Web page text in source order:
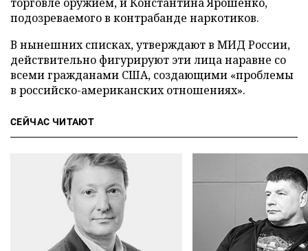
подозреваемого в контрабанде наркотиков.
В нынешних списках, утверждают в МИД России,
действительно фигурируют эти лица наравне со
всеми гражданами США, создающими «проблемы
в российско-американских отношениях».
СЕЙЧАС ЧИТАЮТ